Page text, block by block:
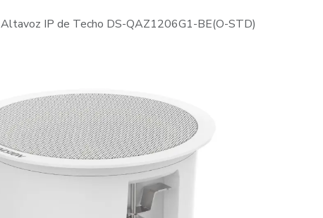
Altavoz IP de Techo DS-QAZ1206G1-BE(O-STD)